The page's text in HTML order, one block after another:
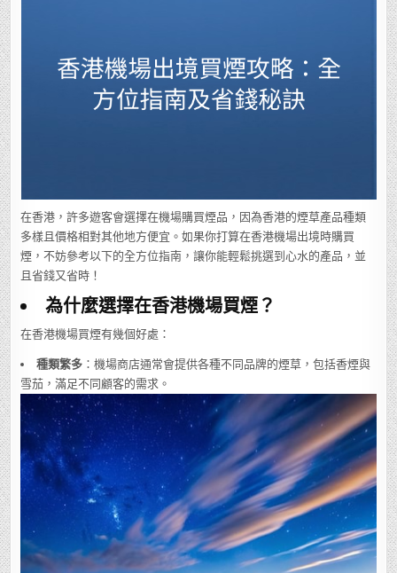
在香港，許多遊客會選擇在機場購買煙品，因為香港的煙草產品種類
多樣且價格相對其他地方便宜。如果你打算在香港機場出境時購買
煙，不妨參考以下的全方位指南，讓你能輕鬆挑選到心水的產品，並
且省錢又省時！
為什麼選擇在香港機場買煙？
在香港機場買煙有幾個好處：
種類繁多 ：機場商店通常會提供各種不同品牌的煙草，包括香煙與
雪茄，滿足不同顧客的需求。